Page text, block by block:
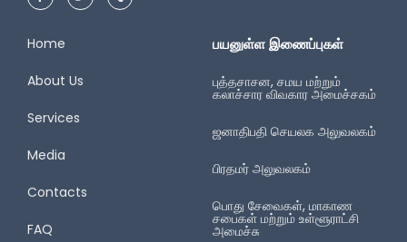
Home
About Us
Services
Media
Contacts
FAQ
பயனுள்ள இணைப்புகள்
புத்தசாசன, சமய மற்றும்
கலாச்சார விவகார அமைச்சகம்
ஜனாதிபதி செயலக அலுவலகம்
பிரதமர் அலுவலகம்
பொது சேவைகள், மாகாண
சபைகள் மற்றும் உள்ளூராட்சி
அமைச்சு